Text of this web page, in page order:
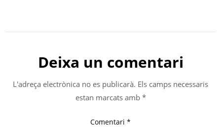
Deixa un comentari
L'adreça electrònica no es publicarà. Els camps necessaris
estan marcats amb *
Comentari *